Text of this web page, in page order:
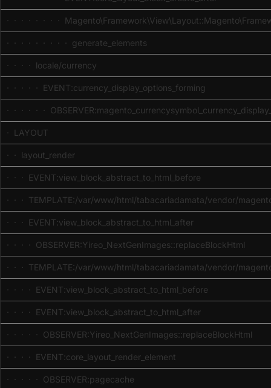
· · · · · · · ·
· · · · · · · · · generate_elements
· · · · locale/currency
· · · · · EVENT:currency_display_options_forming
· · · · · ·
· LAYOUT
· · layout_render
· · · EVENT:view_block_abstract_to_html_before
· · · TEMPLATE:/var/www/html/tabacariadamata/vendor/
· · · EVENT:view_block_abstract_to_html_after
· · · · OBSERVER:Yireo_NextGenImages::replaceBlockHtml
· · · TEMPLATE:/var/www/html/tabacariadamata/vendor/
· · · · EVENT:view_block_abstract_to_html_before
· · · · EVENT:view_block_abstract_to_html_after
· · · · · OBSERVER:Yireo_NextGenImages::replaceBlockHtml
· · · · EVENT:core_layout_render_element
· · · · · OBSERVER:pagecache